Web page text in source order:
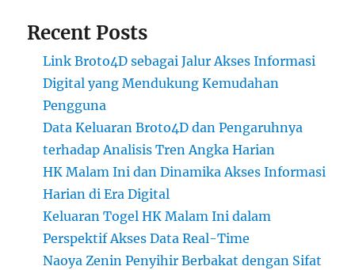
Recent Posts
Link Broto4D sebagai Jalur Akses Informasi
Digital yang Mendukung Kemudahan
Pengguna
Data Keluaran Broto4D dan Pengaruhnya
terhadap Analisis Tren Angka Harian
HK Malam Ini dan Dinamika Akses Informasi
Harian di Era Digital
Keluaran Togel HK Malam Ini dalam
Perspektif Akses Data Real-Time
Naoya Zenin Penyihir Berbakat dengan Sifat